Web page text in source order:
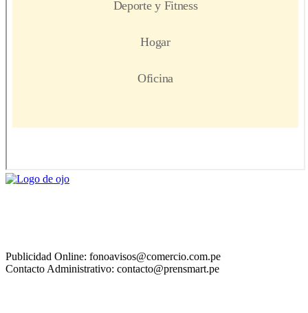
Publicidad Online: fonoavisos@comercio.com.pe
Contacto Administrativo: contacto@prensmart.pe